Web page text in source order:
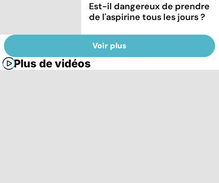
Est-il dangereux de prendre
de l'aspirine tous les jours ?
Voir plus
Plus de vidéos